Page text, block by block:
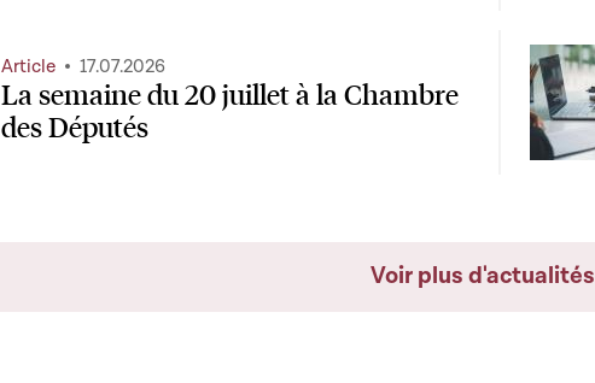
La semaine du 20 juillet à la Chambre
des Députés
Article 17.07.2026
Voir plus d'actualités